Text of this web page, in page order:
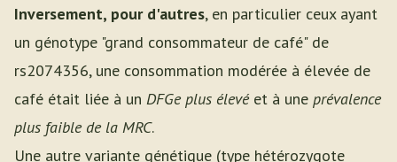
Inversement, pour d'autres, en particulier ceux ayant
un génotype "grand consommateur de café" de
rs2074356, une consommation modérée à élevée de
café était liée à un DFGe plus élevé et à une prévalence
plus faible de la MRC.
Une autre variante génétique (type hétérozygote